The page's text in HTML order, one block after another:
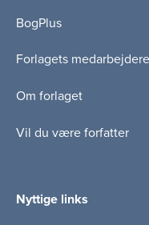
BogPlus
Forlagets medarbejdere
Om forlaget
Vil du være forfatter
Nyttige links